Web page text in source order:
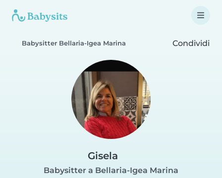
Babysitter Bellaria-Igea Marina Condividi
Gisela
Babysitter a Bellaria-Igea Marina